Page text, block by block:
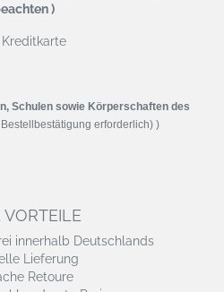
)
Schulen sowie Körperschaften des
Bestellbestätigung erforderlich) )
VORTEILE
innerhalb Deutschlands
Lieferung
Retoure